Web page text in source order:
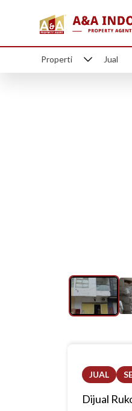
Properti Jual
JUAL
Dijual